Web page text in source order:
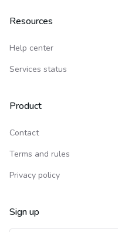
Resources
Help center
Services status
Product
Contact
Terms and rules
Privacy policy
Sign up